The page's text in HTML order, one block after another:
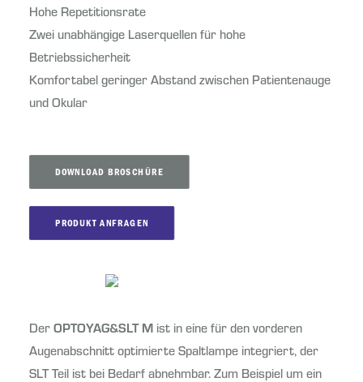
Hohe Repetitionsrate
Zwei unabhängige Laserquellen für hohe
Betriebssicherheit
Komfortabel geringer Abstand zwischen Patientenauge
und Okular
DOWNLOAD BROSCHÜRE
PRODUKT ANFRAGEN
DerOPTOYAG&SLT M ist in eine für den vorderen
Augenabschnitt optimierte Spaltlampe integriert, der
SLT Teil ist bei Bedarf abnehmbar. Zum Beispiel um ein